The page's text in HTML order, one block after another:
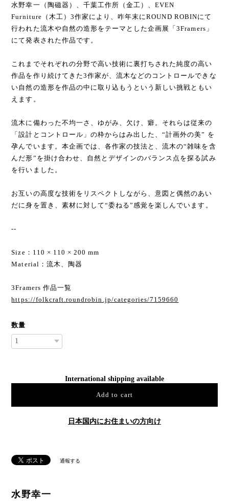
水野幸一（陶磁器）、千葉工作所（金工）、EVEN
Furniture（木工）3作家により、咋年末にROUND ROBINにて
行われた流木や自然の造形をテーマとした企画展「3Framers」
にて発表された作品です。
これまでそれぞれの分野で高い技術に裏打ちされた純度の高い
作品を作り続けてきた3作家が、流木などのコントロールできな
い自然の造形を作品の中に取り込もうという新しい挑戦ともい
えます。
流木に備わった不均一さ、ゆがみ、欠け、癖。それらは従来の
「設計とコントロール」の枠からはみ出した、“計画外の美” を
孕んでいます。本企画では、各作家の技法と、流木の“雑味を含
んだ形”を掛け合わせ、自然とデザインのバランス点を探る試み
を行いました。
お互いの高度な技術をリスペクトしながら、意図と偶然のあい
だに身を置き、素材に対して“委ねる”感覚を楽しんでいます。
--
Size：110 × 110 × 200 mm
Material：流木、陶器
3Framers 作品一覧
https://folkcraft.roundrobin.jp/categories/7159660
数量
International shipping available
Add to cart
日本国内にお住まいの方向け
通報する
水野幸一